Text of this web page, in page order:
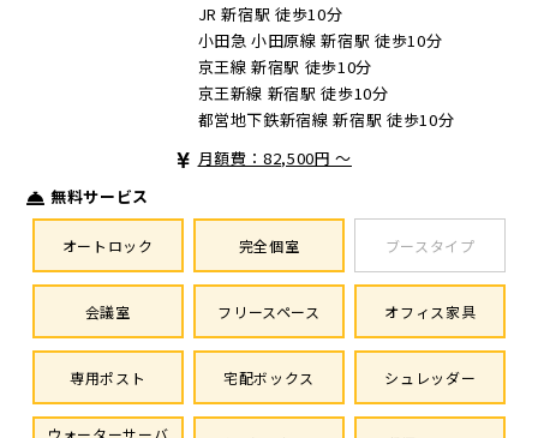
JR 新宿駅 徒歩10分
小田急 小田原線 新宿駅 徒歩10分
京王線 新宿駅 徒歩10分
京王新線 新宿駅 徒歩10分
都営地下鉄新宿線 新宿駅 徒歩10分
月額費：82,500円 ～
無料サービス
オートロック 完全個室 ブースタイプ
会議室 フリースペース オフィス家具
専用ポスト 宅配ボックス シュレッダー